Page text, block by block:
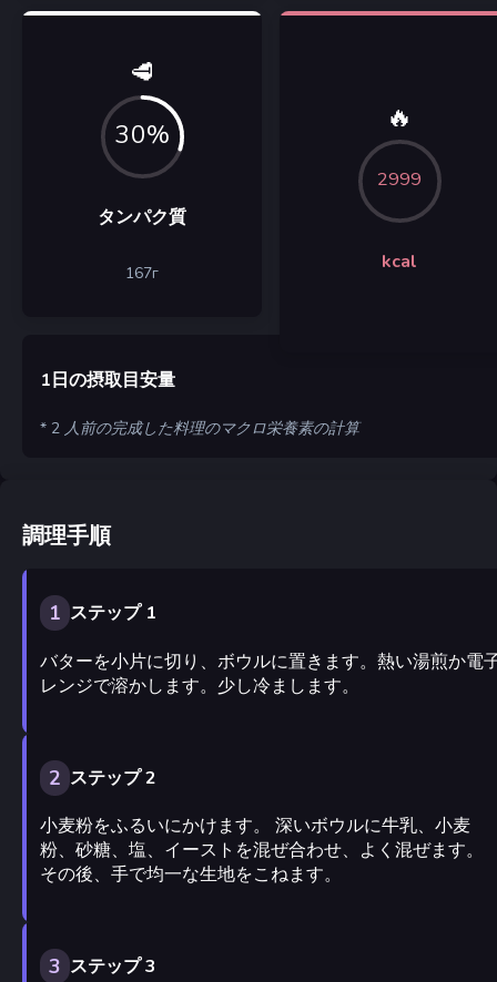
🥩
30%
タンパク質
167г
🔥
2999
kcal
1日の摂取目安量
* 2 人前の完成した料理のマクロ栄養素の計算
調理手順
1 ステップ 1
バターを小片に切り、ボウルに置きます。熱い湯煎か電
レンジで溶かします。少し冷まします。
2 ステップ 2
小麦粉をふるいにかけます。 深いボウルに牛乳、小麦
粉、砂糖、塩、イーストを混ぜ合わせ、よく混ぜます。
その後、手で均一な生地をこねます。
3 ステップ 3